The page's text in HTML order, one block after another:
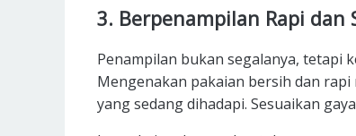
3. Berpenampilan Rapi dan
Penampilan bukan segalanya, tetapi
Mengenakan pakaian bersih dan
yang sedang dihadapi. Sesuaikan gaya